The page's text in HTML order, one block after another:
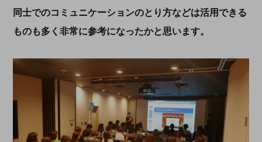
同士でのコミュニケーションのとり方などは活用できる
ものも多く非常に参考になったかと思います。